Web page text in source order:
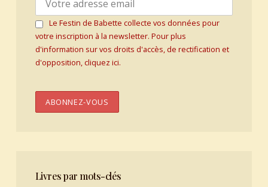
Le Festin de Babette collecte vos données pour
votre inscription à la newsletter. Pour plus
d'information sur vos droits d'accès, de rectification et
d'opposition, cliquez ici.
Livres par mots-clés